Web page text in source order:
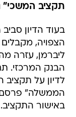
תקציב המשכי"
בעוד הדיון
הצפויה,
ליברמן, עזרה
הבנק המרכזי.
לדיון על
הממשלה" פרסם
באישור התקציב.